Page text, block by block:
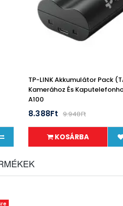
TP-LINK Akkumulátor Pack
Kamerához És
A100
8.388Ft 9.948Ft
KOSÁRBA